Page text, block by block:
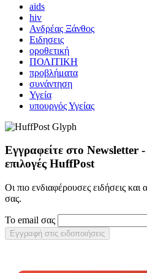
aids
hiv
Ανδρέας Ξάνθος
Ειδησεις
οροθετική
ΠΟΛΙΤΙΚΗ
προβλήματα
συνάντηση
Υγεία
υπουργός Υγείας
Εγγραφείτε στο Newsletter
επιλογές HuffPost
Οι πιο ενδιαφέρουσες ειδήσεις
σας.
Το email σας
Εγγραφή στις ειδοποιήσεις